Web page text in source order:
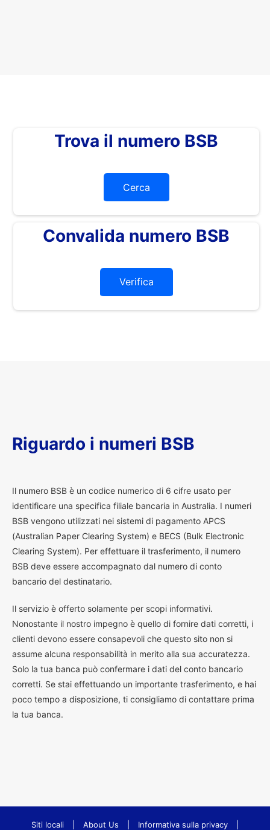
Trova il numero BSB
Cerca
Convalida numero BSB
Verifica
Riguardo i numeri BSB
Il numero BSB è un codice numerico di 6 cifre usato per
identificare una specifica filiale bancaria in Australia. I numeri
BSB vengono utilizzati nei sistemi di pagamento APCS
(Australian Paper Clearing System) e BECS (Bulk Electronic
Clearing System). Per effettuare il trasferimento, il numero
BSB deve essere accompagnato dal numero di conto
bancario del destinatario.
Il servizio è offerto solamente per scopi informativi.
Nonostante il nostro impegno è quello di fornire dati corretti, i
clienti devono essere consapevoli che questo sito non si
assume alcuna responsabilità in merito alla sua accuratezza.
Solo la tua banca può confermare i dati del conto bancario
corretti. Se stai effettuando un importante trasferimento, e hai
poco tempo a disposizione, ti consigliamo di contattare prima
la tua banca.
Siti locali About Us Informativa sulla privacy